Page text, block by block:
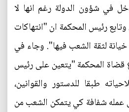
في شؤون الدولة رغم انها لا
رئيس المحكمة ان "انتهاكات
خيانة لثقة الشعب فيها". وجاء في
قضاة المحكمة "يتعين على رئيس
طبقا للدستور والقوانين،
شفافة كي يتمكن الشعب من